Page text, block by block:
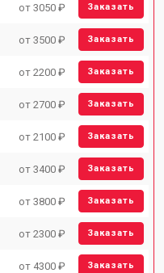
от 3050 ₽ Заказать
от 3500 ₽ Заказать
от 2200 ₽ Заказать
от 2700 ₽ Заказать
от 2100 ₽ Заказать
от 3400 ₽ Заказать
от 3800 ₽ Заказать
от 2300 ₽ Заказать
от 4300 ₽ Заказать